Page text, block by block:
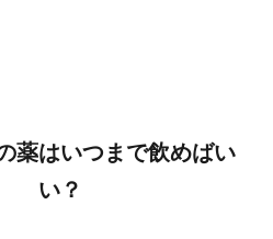
薬はいつまで飲めばい
い？